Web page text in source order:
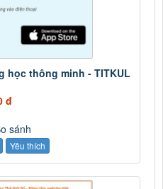
học thông minh - TITKUL
đ
sánh
Yêu thích